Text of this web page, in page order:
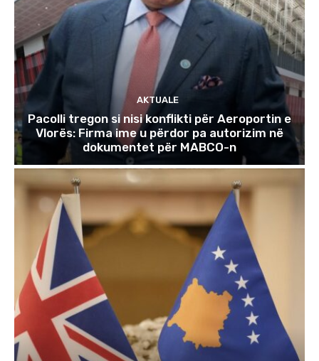
AKTUALE
Pacolli tregon si nisi konflikti për Aeroportin e
Vlorës: Firma ime u përdor pa autorizim në
dokumentet për MABCO-n